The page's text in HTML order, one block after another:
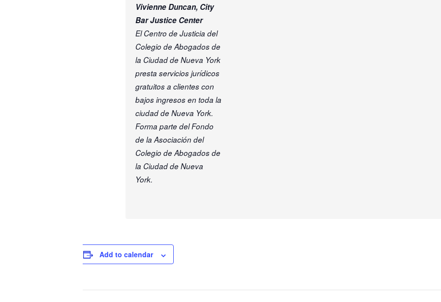
Vivienne Duncan, City
Bar Justice Center
El Centro de Justicia del
Colegio de Abogados de
la Ciudad de Nueva York
presta servicios jurídicos
gratuitos a clientes con
bajos ingresos en toda la
ciudad de Nueva York.
Forma parte del Fondo
de la Asociación del
Colegio de Abogados de
la Ciudad de Nueva
York.
Add to calendar